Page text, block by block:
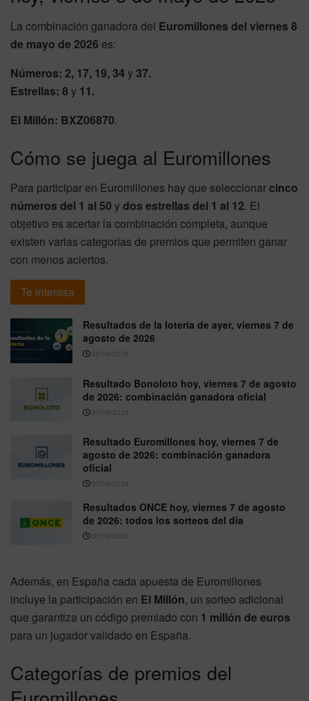
La combinación ganadora del Euromillones del viernes 8
de mayo de 2026 es:
Números: 2, 17, 19, 34 y 37.
Estrellas: 8 y 11.
El Millón: BXZ06870.
Cómo se juega al Euromillones
Para participar en Euromillones hay que seleccionarcinco
números del 1 al 50 ydos estrellas del 1 al 12. El
objetivo es acertar la combinación completa, aunque
existen varias categorías de premios que permiten ganar
con menos aciertos.
Te interesa
Resultados de la lotería de ayer, viernes 7 de
agosto de 2026
08/08/2026
Resultado Bonoloto hoy, viernes 7 de agosto
de 2026: combinación ganadora oficial
07/08/2026
Resultado Euromillones hoy, viernes 7 de
agosto de 2026: combinación ganadora
oficial
07/08/2026
Resultados ONCE hoy, viernes 7 de agosto
de 2026: todos los sorteos del día
07/08/2026
Además, en España cada apuesta de Euromillones
incluye la participación en El Millón, un sorteo adicional
que garantiza un código premiado con 1 millón de euros
para un jugador validado en España.
Categorías de premios del